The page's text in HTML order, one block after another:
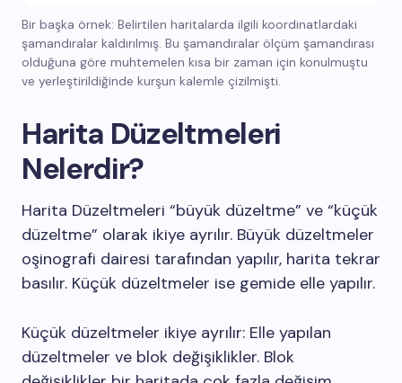
Bir başka örnek: Belirtilen haritalarda ilgili koordinatlardaki
şamandıralar kaldırılmış. Bu şamandıralar ölçüm şamandırası
olduğuna göre muhtemelen kısa bir zaman için konulmuştu
ve yerleştirildiğinde kurşun kalemle çizilmişti.
Harita Düzeltmeleri
Nelerdir?
Harita Düzeltmeleri “büyük düzeltme” ve “küçük
düzeltme” olarak ikiye ayrılır. Büyük düzeltmeler
oşinografi dairesi tarafından yapılır, harita tekrar
basılır. Küçük düzeltmeler ise gemide elle yapılır.
Küçük düzeltmeler ikiye ayrılır: Elle yapılan
düzeltmeler ve blok değişiklikler. Blok